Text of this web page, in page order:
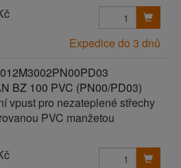
Expedice do 3 dnů
BZ 100 PVC (PN00/PD03)
vpust pro nezateplené střechy
PVC manžetou